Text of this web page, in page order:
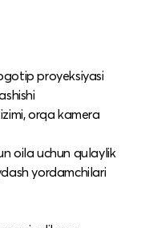
proyeksiyasi
orqa kamera
oila uchun qulaylik
yordamchilari